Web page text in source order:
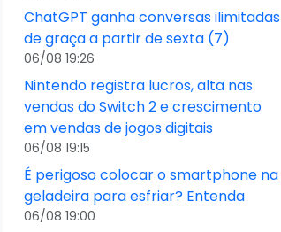
ChatGPT ganha conversas ilimitadas
de graça a partir de sexta (7)
06/08 19:26
Nintendo registra lucros, alta nas
vendas do Switch 2 e crescimento
em vendas de jogos digitais
06/08 19:15
É perigoso colocar o smartphone na
geladeira para esfriar? Entenda
06/08 19:00